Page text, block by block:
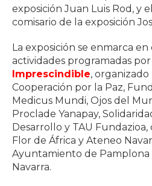
exposición Juan Luis Rod, y
comisario de la exposición
La exposición se enmarca
actividades programadas por
Imprescindible,
Cooperación por la Paz,
Medicus Mundi, Ojos del
Proclade Yanapay,
Desarrollo y TAU
Flor de África y Ateneo
Ayuntamiento de Pamplona
Navarra.